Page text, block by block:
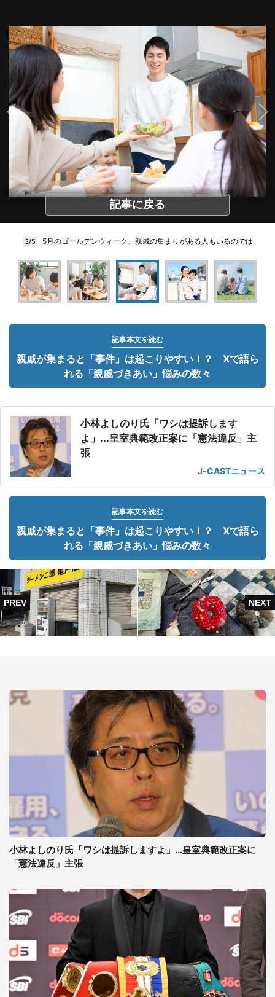
記事に戻る
3/5 5月のゴールデンウィーク、親戚の集まりがある人もいるのでは
記事本文を読む
親戚が集まると「事件」は起こりやすい！？ Xで語ら
れる「親戚づきあい」悩みの数々
小林よしのり氏「ワシは提訴します
よ」...皇室典範改正案に「憲法違反」主
張
J-CASTニュース
記事本文を読む
親戚が集まると「事件」は起こりやすい！？ Xで語ら
れる「親戚づきあい」悩みの数々
小林よしのり氏「ワシは提訴しますよ」...皇室典範改正案に
「憲法違反」主張